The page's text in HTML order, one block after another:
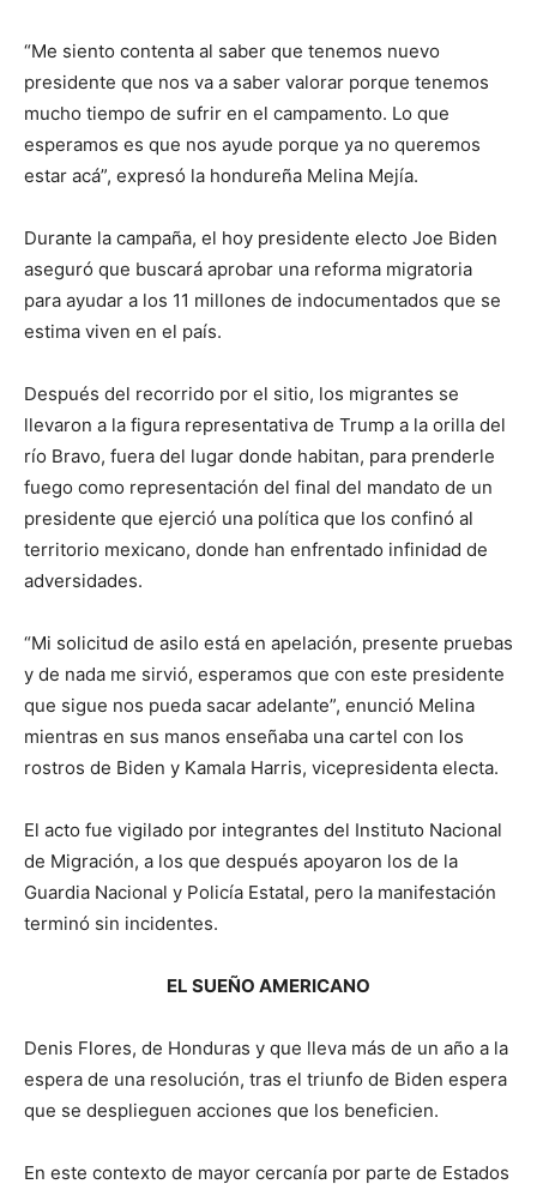
“Me siento contenta al saber que tenemos nuevo
presidente que nos va a saber valorar porque tenemos
mucho tiempo de sufrir en el campamento. Lo que
esperamos es que nos ayude porque ya no queremos
estar acá”, expresó la hondureña Melina Mejía.
Durante la campaña, el hoy presidente electo Joe Biden
aseguró que buscará aprobar una reforma migratoria
para ayudar a los 11 millones de indocumentados que se
estima viven en el país.
Después del recorrido por el sitio, los migrantes se
llevaron a la figura representativa de Trump a la orilla del
río Bravo, fuera del lugar donde habitan, para prenderle
fuego como representación del final del mandato de un
presidente que ejerció una política que los confinó al
territorio mexicano, donde han enfrentado infinidad de
adversidades.
“Mi solicitud de asilo está en apelación, presente pruebas
y de nada me sirvió, esperamos que con este presidente
que sigue nos pueda sacar adelante”, enunció Melina
mientras en sus manos enseñaba una cartel con los
rostros de Biden y Kamala Harris, vicepresidenta electa.
El acto fue vigilado por integrantes del Instituto Nacional
de Migración, a los que después apoyaron los de la
Guardia Nacional y Policía Estatal, pero la manifestación
terminó sin incidentes.
EL SUEÑO AMERICANO
Denis Flores, de Honduras y que lleva más de un año a la
espera de una resolución, tras el triunfo de Biden espera
que se desplieguen acciones que los beneficien.
En este contexto de mayor cercanía por parte de Estados